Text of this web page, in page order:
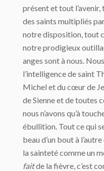
présent et tout
des saints multipliés
notre disposition, tout
notre prodigieux
anges sont à nous.
l’intelligence de saint
Michel et du cœur de
de Sienne et de toutes
nous n’avons qu’à
ébullition. Tout ce qui
beau d’un bout à
la sainteté comme un
faitde la fièvre, c’est